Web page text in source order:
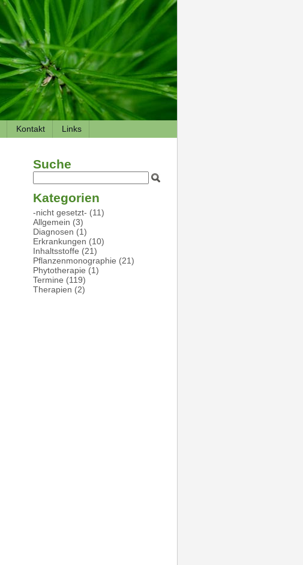
Kontakt Links
Suche
Kategorien
-nicht gesetzt- (11)
Allgemein (3)
Diagnosen (1)
Erkrankungen (10)
Inhaltsstoffe (21)
Pflanzenmonographie (21)
Phytotherapie (1)
Termine (119)
Therapien (2)